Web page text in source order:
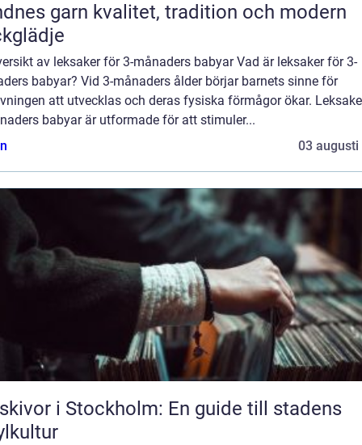
kvalitet, tradition och modern
av leksaker för 3-månaders babyar Vad är leksaker för 3-
babyar? Vid 3-månaders ålder börjar barnets sinne för
att utvecklas och deras fysiska förmågor ökar.
babyar är utformade för att stimuler...
03 augusti
i Stockholm: En guide till stadens